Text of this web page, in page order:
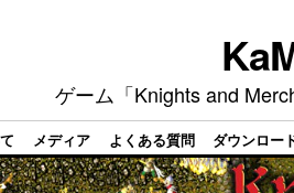
ゲーム「Knights and
メディア よくある質問 ダウンロー